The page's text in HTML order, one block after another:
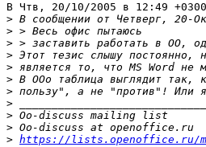
В Чтв, 20/10/2005 в 12:49
>
>
>
>
>
>
>
>
>
>
> https://lists.openoffice.ru/